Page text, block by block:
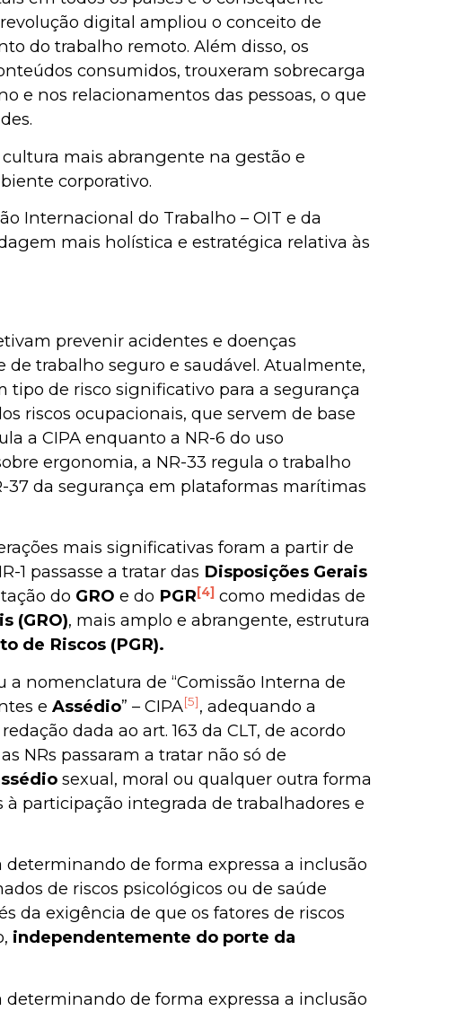
digital ampliou o conceito de
do trabalho remoto. Além disso, os
consumidos, trouxeram sobrecarga
e nos relacionamentos das pessoas, o que
mais abrangente na gestão e
corporativo.
Internacional do Trabalho – OIT e da
mais holística e estratégica relativa às
prevenir acidentes e doenças
trabalho seguro e saudável. Atualmente,
tipo de risco significativo para a segurança
riscos ocupacionais, que servem de base
a CIPA enquanto a NR-6 do uso
ergonomia, a NR-33 regula o trabalho
37 da segurança em plataformas marítimas
mais significativas foram a partir de
1 passasse a tratar das Disposições Gerais
do GRO e do PGR[4] como medidas de
(GRO), mais amplo e abrangente, estrutura
de Riscos (PGR).
a nomenclatura de “Comissão Interna de
e Assédio” – CIPA[5], adequando a
dada ao art. 163 da CLT, de acordo
NRs passaram a tratar não só de
sexual, moral ou qualquer outra forma
participação integrada de trabalhadores e
de forma expressa a inclusão
de riscos psicológicos ou de saúde
da exigência de que os fatores de riscos
independentemente do porte da
de forma expressa a inclusão